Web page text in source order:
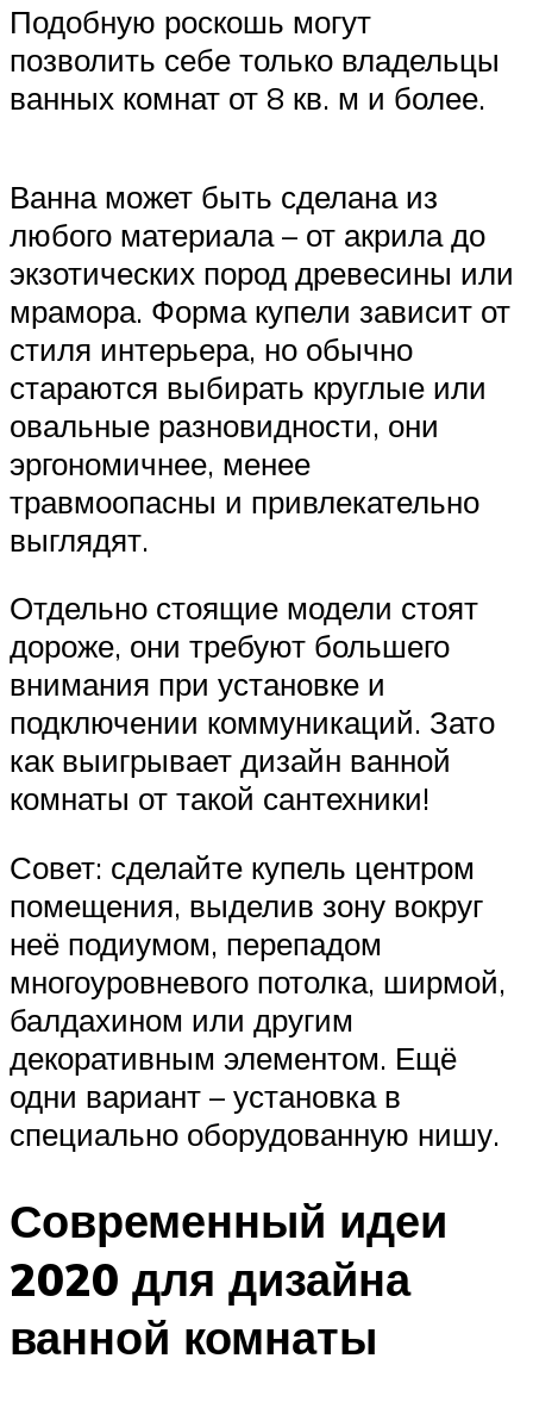
Подобную роскошь могут
позволить себе только владельцы
ванных комнат от 8 кв. м и более.
Ванна может быть сделана из
любого материала – от акрила до
экзотических пород древесины или
мрамора. Форма купели зависит от
стиля интерьера, но обычно
стараются выбирать круглые или
овальные разновидности, они
эргономичнее, менее
травмоопасны и привлекательно
выглядят.
Отдельно стоящие модели стоят
дороже, они требуют большего
внимания при установке и
подключении коммуникаций. Зато
как выигрывает дизайн ванной
комнаты от такой сантехники!
Совет: сделайте купель центром
помещения, выделив зону вокруг
неё подиумом, перепадом
многоуровневого потолка, ширмой,
балдахином или другим
декоративным элементом. Ещё
одни вариант – установка в
специально оборудованную нишу.
Современный идеи
2020 для дизайна
ванной комнаты